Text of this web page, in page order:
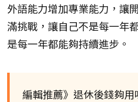
外語能力增加專業能力，讓
滿挑戰，讓自己不是每一年
是每一年都能夠持續進步。
編輯推薦》退休後錢夠用